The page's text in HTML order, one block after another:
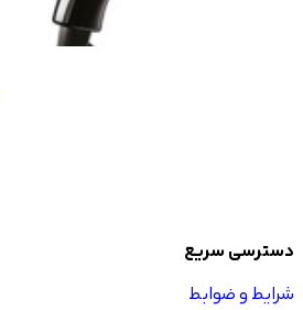
دسترسی سریع
شرایط و ضوابط